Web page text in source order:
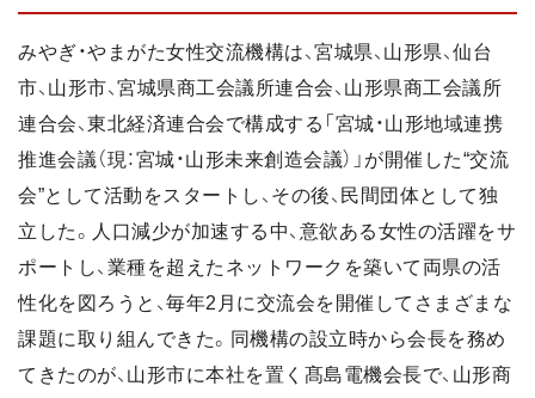
みやぎ・やまがた女性交流機構は、宮城県、山形県、仙台
市、山形市、宮城県商工会議所連合会、山形県商工会議所
連合会、東北経済連合会で構成する「宮城・山形地域連携
推進会議（現：宮城・山形未来創造会議）」が開催した“交流
会”として活動をスタートし、その後、民間団体として独
立した。人口減少が加速する中、意欲ある女性の活躍をサ
ポートし、業種を超えたネットワークを築いて両県の活
性化を図ろうと、毎年2月に交流会を開催してさまざまな
課題に取り組んできた。同機構の設立時から会長を務め
てきたのが、山形市に本社を置く髙島電機会長で、山形商